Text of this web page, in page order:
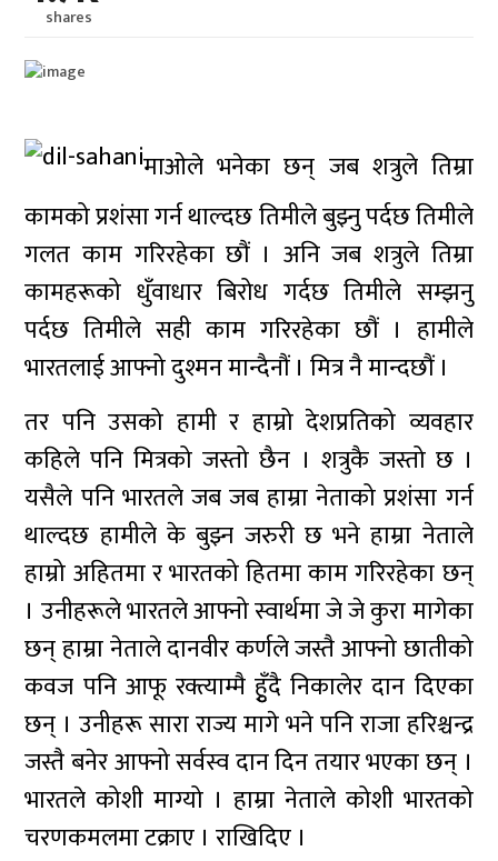
shares
माओले भनेका छन् जब शत्रुले तिम्रा
कामको प्रशंसा गर्न थाल्दछ तिमीले बुझ्नु पर्दछ तिमीले
गलत काम गरिरहेका छौं । अनि जब शत्रुले तिम्रा
कामहरूको धुँवाधार बिरोध गर्दछ तिमीले सम्झनु
पर्दछ तिमीले सही काम गरिरहेका छौं । हामीले
भारतलाई आफ्नो दुश्मन मान्दैनौं । मित्र नै मान्दछौं ।
तर पनि उसको हामी र हाम्रो देशप्रतिको व्यवहार
कहिले पनि मित्रको जस्तो छैन । शत्रुकै जस्तो छ ।
यसैले पनि भारतले जब जब हाम्रा नेताको प्रशंसा गर्न
थाल्दछ हामीले के बुझ्न जरुरी छ भने हाम्रा नेताले
हाम्रो अहितमा र भारतको हितमा काम गरिरहेका छन्
। उनीहरूले भारतले आफ्नो स्वार्थमा जे जे कुरा मागेका
छन् हाम्रा नेताले दानवीर कर्णले जस्तै आफ्नो छातीको
कवज पनि आफू रक्त्याम्मै हुृँदै निकालेर दान दिएका
छन् । उनीहरू सारा राज्य मागे भने पनि राजा हरिश्चन्द्र
जस्तै बनेर आफ्नो सर्वस्व दान दिन तयार भएका छन् ।
भारतले कोशी माग्यो । हाम्रा नेताले कोशी भारतको
चरणकमलमा टक्राए । राखिदिए ।